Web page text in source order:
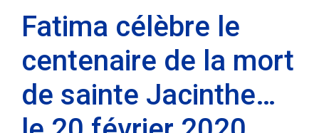
Fatima célèbre le
centenaire de la mort
de sainte Jacinthe…